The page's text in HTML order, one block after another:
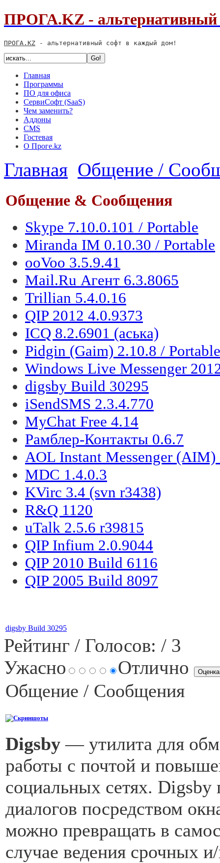
ПРОГА.KZ -
ПРОГА.KZ - альтернативный софт в каждый дом!
Главная
Программы
ПО для офиса
СервиСофт (SaaS)
Чем заменить?
Аддоны
CMS
Гостевая
О Проге.kz
Главная Общение /
Общение & Сообщения
Skype 7.10.0.101 / Portable
Miranda IM 0.10.30 / Portable
ooVoo 3.5.9.41
Mail.Ru Агент 6.3.8065
Trillian 5.4.0.16
QIP 2012 4.0.9373
ICQ 8.2.6901 (аська)
Pidgin (Gaim) 2.10.8 / Portable
Windows Live Messenger
digsby Build 30295
iSendSMS 2.3.4.770
MyChat Free 4.14
Рамблер-Контакты 0.6.7
AOL Instant Messenger (AIM)
MDC 1.4.0.3
KVirc 3.4 (svn r3438)
R&Q 1120
uTalk 2.5.6 r39815
QIP Infium 2.0.9044
QIP 2010 Build 6116
QIP 2005 Build 8097
digsby Build 30295
Рейтинг / Голосов: / 3
Ужасно
Отлично
Общение / Сообщения
Скриншоты
Digsby — утилита для
работы с почтой и
социальных сетях. Digsby
диалогов посредством
можно превращать в
случае ведения срочных